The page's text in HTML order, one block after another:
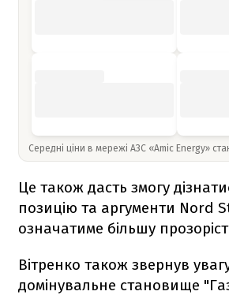
Середні ціни в мережі АЗС «Amic Energy»
Це також дасть змогу
позицію та аргументи Nord
означатиме більшу
Вітренко також звернув
домінувальне становище